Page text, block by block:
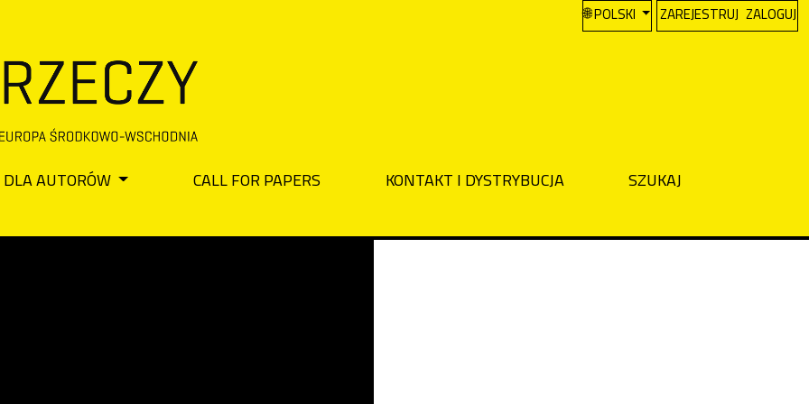
CHANGE THE LANGUAGE. THE
POLSKI ZAREJESTRUJ ZALOGUJ
DLA AUTORÓW CALL FOR PAPERS KONTAKT I DYSTRYBUCJA
SZUKAJ